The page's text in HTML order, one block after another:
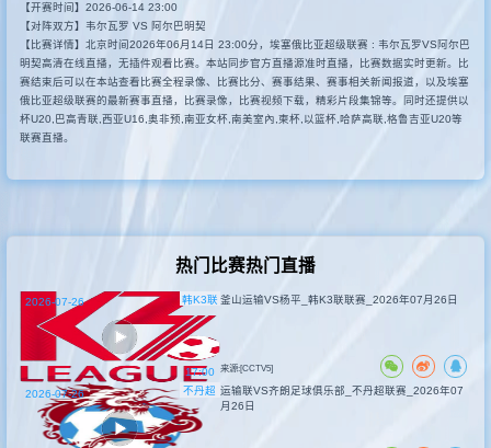
【开赛时间】2026-06-14 23:00
【对阵双方】韦尔瓦罗 VS 阿尔巴明契
【比赛详情】北京时间2026年06月14日 23:00分，埃塞俄比亚超级联赛 : 韦尔瓦罗VS阿尔巴
明契高清在线直播，无插件观看比赛。本站同步官方直播源准时直播，比赛数据实时更新。比
赛结束后可以在本站查看比赛全程录像、比赛比分、赛事结果、赛事相关新闻报道，以及埃塞
俄比亚超级联赛的最新赛事直播，比赛录像，比赛视频下载，精彩片段集锦等。同时还提供以
杯U20,巴高青联,西亚U16,奥非预,南亚女杯,南美室內,柬杯,以篮杯,哈萨高联,格鲁吉亚U20等
联赛直播。
热门比赛热门直播
韩K3联
17:00
2026-07-26 釜山运输VS杨平_韩K3联联赛_2026年07月26日
来源:[CCTV5]
不丹超
2026-07-26
运输联VS齐朗足球俱乐部_不丹超联赛_2026年07
月26日